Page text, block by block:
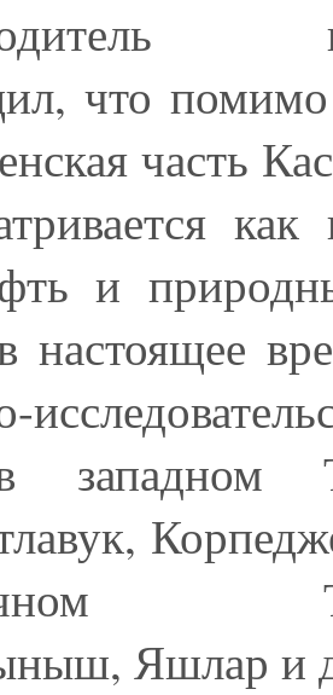
что
часть
как
и
настоящее
Яшлар и